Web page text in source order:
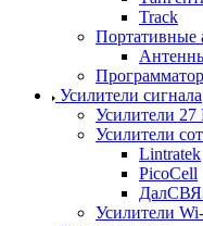
Track
Портативные
Усилители сигнала
Усилители
Усилители
Lintratek
PicoCell
Усилители